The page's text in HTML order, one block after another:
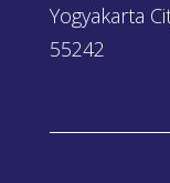
Yogyakarta
55242